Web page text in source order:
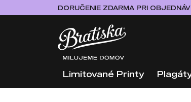
DORUČENIE ZDARMA PRI
Limitované Printy